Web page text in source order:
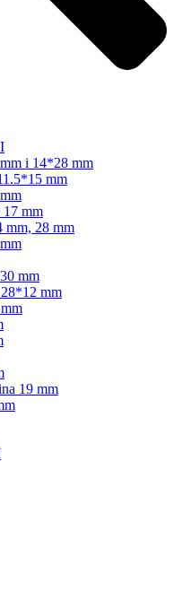
i 14*28 mm
mm
mm
mm, 28 mm
mm
mm
19 mm